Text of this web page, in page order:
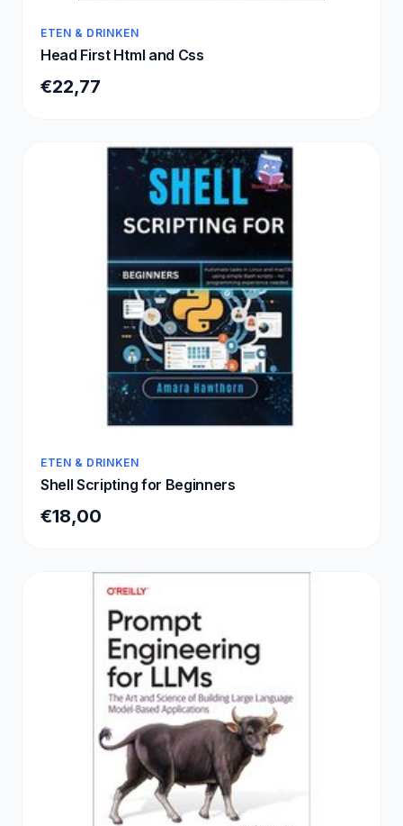
ETEN & DRINKEN
Head First Html and Css
€22,77
ETEN & DRINKEN
Shell Scripting for Beginners
€18,00